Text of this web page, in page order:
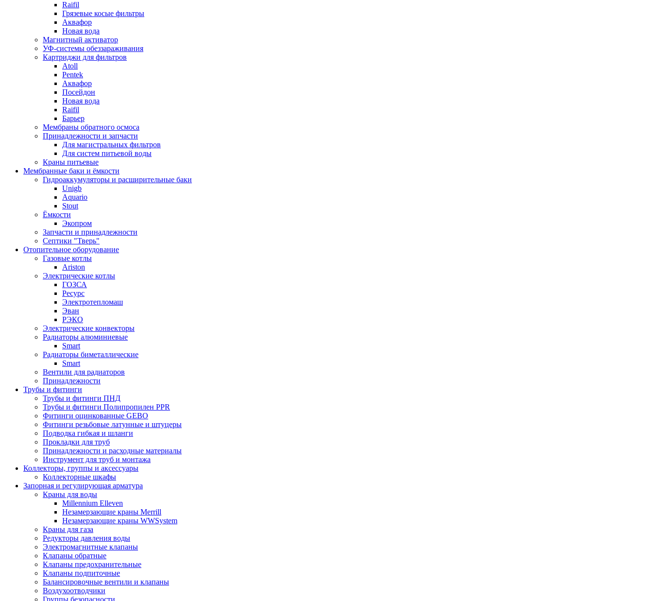
Raifil
Грязевые косые фильтры
Аквафор
Новая вода
Магнитный активатор
УФ-системы обеззараживания
Картриджи для фильтров
Atoll
Pentek
Аквафор
Посейдон
Новая вода
Raifil
Барьер
Мембраны обратного осмоса
Принадлежности и запчасти
Для магистральных фильтров
Для систем питьевой воды
Краны питьевые
Мембранные баки и ёмкости
Гидроаккумуляторы и расширительные баки
Unigb
Aquario
Stout
Ёмкости
Экопром
Запчасти и принадлежности
Септики "Тверь"
Отопительное оборудование
Газовые котлы
Ariston
Электрические котлы
ГОЗСА
Ресурс
Электротепломаш
Эван
РЭКО
Электрические конвекторы
Радиаторы алюминиевые
Smart
Радиаторы биметаллические
Smart
Вентили для радиаторов
Принадлежности
Трубы и фитинги
Трубы и фитинги ПНД
Трубы и фитинги Полипропилен PPR
Фитинги оцинкованные GEBO
Фитинги резьбовые латунные и штуцеры
Подводка гибкая и шланги
Прокладки для труб
Принадлежности и расходные материалы
Инструмент для труб и монтажа
Коллекторы, группы и аксессуары
Коллекторные шкафы
Запорная и регулирующая арматура
Краны для воды
Millennium Elleven
Незамерзающие краны Merrill
Незамерзающие краны WWSystem
Краны для газа
Редукторы давления воды
Электромагнитные клапаны
Клапаны обратные
Клапаны предохранительные
Клапаны подпиточные
Балансировочные вентили и клапаны
Воздухоотводчики
Группы безопасности